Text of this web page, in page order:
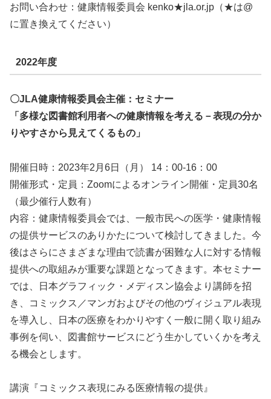
お問い合わせ：健康情報委員会 kenko★jla.or.jp（★は@
に置き換えてください）
2022年度
〇JLA健康情報委員会主催：セミナー
「多様な図書館利用者への健康情報を考える－表現の分か
りやすさから見えてくるもの」
開催日時：2023年2月6日（月） 14：00-16：00
開催形式・定員：Zoomによるオンライン開催・定員30名
（最少催行人数有）
内容：健康情報委員会では、一般市民への医学・健康情報
の提供サービスのありかたについて検討してきました。今
後はさらにさまざまな理由で読書が困難な人に対する情報
提供への取組みが重要な課題となってきます。本セミナー
では、日本グラフィック・メディスン協会より講師を招
き、コミックス／マンガおよびその他のヴィジュアル表現
を導入し、日本の医療をわかりやすく一般に開く取り組み
事例を伺い、図書館サービスにどう生かしていくかを考え
る機会とします。
講演『コミックス表現にみる医療情報の提供』